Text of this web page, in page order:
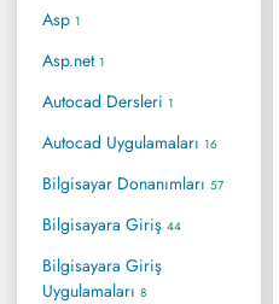
Asp 1
Asp.net 1
Autocad Dersleri 1
Autocad Uygulamaları 16
Bilgisayar Donanımları 57
Bilgisayara Giriş 44
Bilgisayara Giriş
Uygulamaları 8